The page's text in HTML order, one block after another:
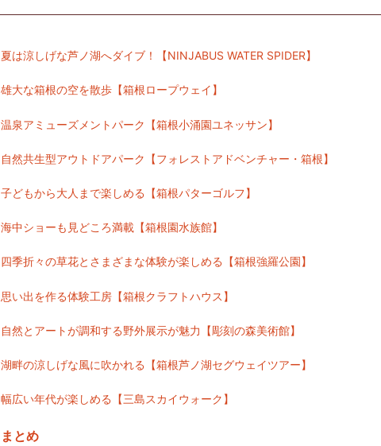
夏は涼しげな芦ノ湖へダイブ！【NINJABUS WATER SPIDER】
雄大な箱根の空を散歩【箱根ロープウェイ】
温泉アミューズメントパーク【箱根小涌園ユネッサン】
自然共生型アウトドアパーク【フォレストアドベンチャー・箱根】
子どもから大人まで楽しめる【箱根パターゴルフ】
海中ショーも見どころ満載【箱根園水族館】
四季折々の草花とさまざまな体験が楽しめる【箱根強羅公園】
思い出を作る体験工房【箱根クラフトハウス】
自然とアートが調和する野外展示が魅力【彫刻の森美術館】
湖畔の涼しげな風に吹かれる【箱根芦ノ湖セグウェイツアー】
幅広い年代が楽しめる【三島スカイウォーク】
まとめ